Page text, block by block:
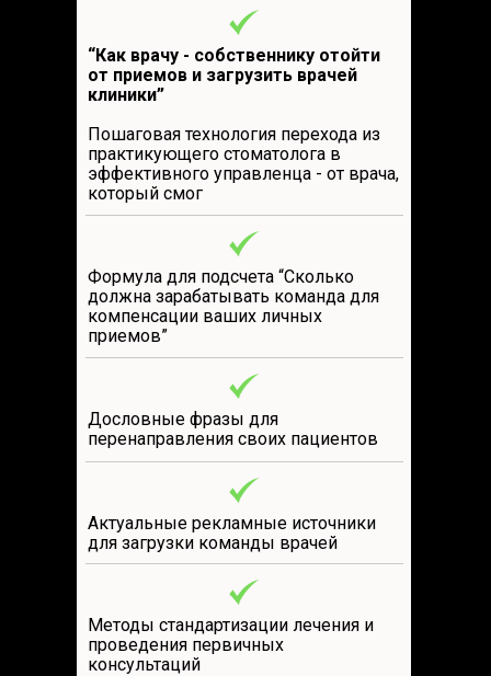
“Как врачу - собственнику отойти
от приемов и загрузить врачей
клиники”
Пошаговая технология перехода из
практикующего стоматолога в
эффективного управленца - от врача,
который смог
Формула для подсчета “Сколько
должна зарабатывать команда для
компенсации ваших личных
приемов”
Дословные фразы для
перенаправления своих пациентов
Актуальные рекламные источники
для загрузки команды врачей
Методы стандартизации лечения и
проведения первичных
консультаций